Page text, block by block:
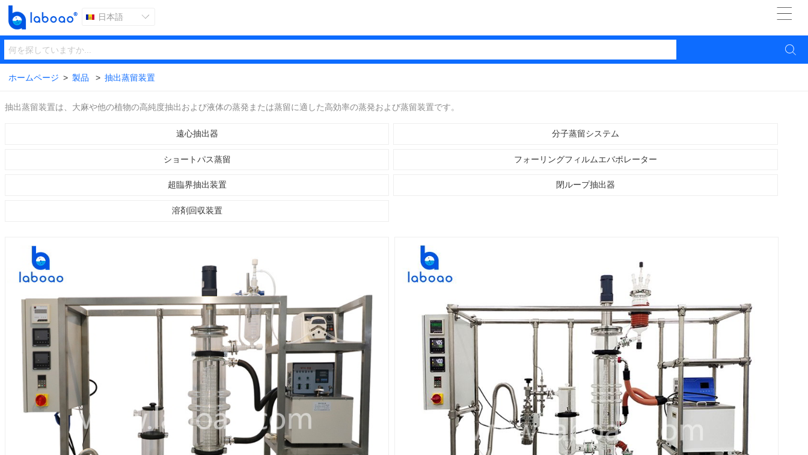
日本語  

ホームページ > 製品 > 抽出蒸留装置
抽出蒸留装置は、大麻や他の植物の高純度抽出および液体の蒸発または蒸留に適した高効率の蒸発および蒸留装置です。
遠心抽出器 分子蒸留システム
ショートパス蒸留 フォーリングフィルムエバポレーター
超臨界抽出装置 閉ループ抽出器
溶剤回収装置